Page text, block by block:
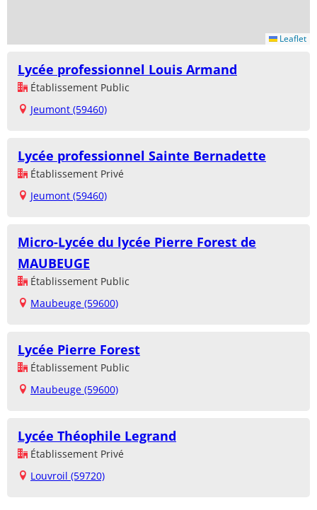
Leaflet
Lycée professionnel Louis Armand
Établissement Public
Jeumont (59460)
Lycée professionnel Sainte Bernadette
Établissement Privé
Jeumont (59460)
Micro-Lycée du lycée Pierre Forest de
MAUBEUGE
Établissement Public
Maubeuge (59600)
Lycée Pierre Forest
Établissement Public
Maubeuge (59600)
Lycée Théophile Legrand
Établissement Privé
Louvroil (59720)